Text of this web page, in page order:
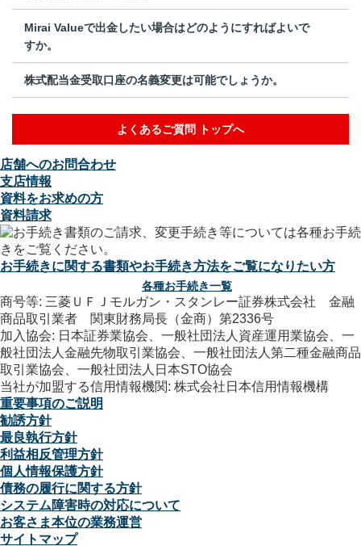
Mirai Valueで出金したい場合はどのようにすればよいで
すか。
株式配当金受取口座の名義変更は可能でしょうか。
よくあるご質問 トップへ
店舗へのお問合わせ
支店情報
資料をお求めの方
資料請求
お手続きに関する書類やお手続き方法をご覧になりたい方
各種お手続き一覧
商号等: 三菱ＵＦＪモルガン・スタンレー証券株式会社 金融
商品取引業者 関東財務局長（金商）第2336号
加入協会: 日本証券業協会、一般社団法人資産運用業協会、一
般社団法人金融先物取引業協会、一般社団法人第二種金融商品
取引業協会、一般社団法人日本STO協会
当社が加盟する信用情報機関: 株式会社日本信用情報機構
重要事項のご説明
勧誘方針
最良執行方針
利益相反管理方針
個人情報保護方針
債務の履行に関する方針
システム障害時の対応について
お客さま本位の業務運営
サイトマップ